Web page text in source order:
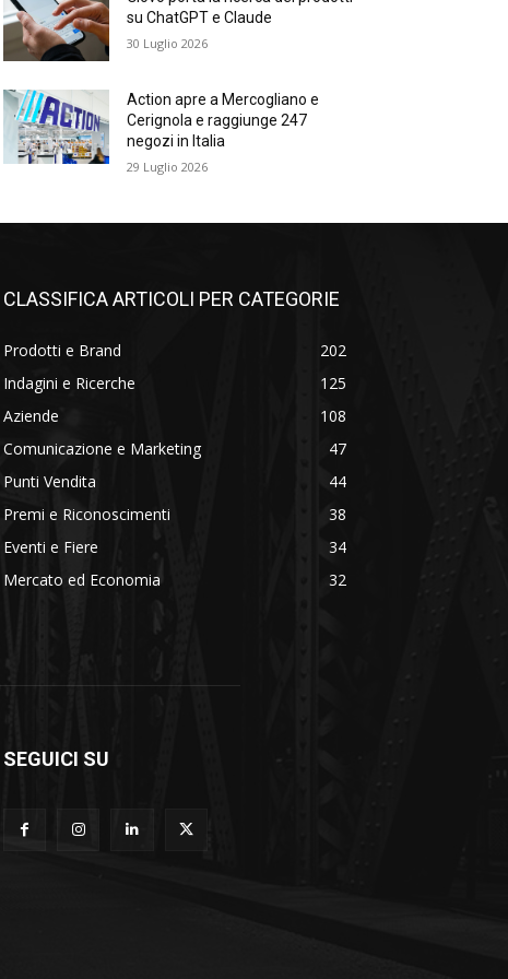
su ChatGPT e Claude
30 Luglio 2026
Action apre a Mercogliano e
Cerignola e raggiunge 247
negozi in Italia
29 Luglio 2026
CLASSIFICA ARTICOLI PER CATEGORIE
Prodotti e Brand
202
Indagini e Ricerche
125
Aziende
108
Comunicazione e Marketing
47
Punti Vendita
44
Premi e Riconoscimenti
38
Eventi e Fiere
34
Mercato ed Economia
32
SEGUICI SU